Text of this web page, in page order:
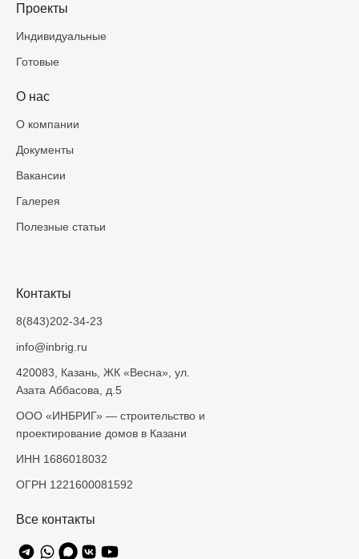
Проекты
Индивидуальные
Готовые
О нас
О компании
Документы
Вакансии
Галерея
Полезные статьи
Контакты
8(843)202-34-23
info@inbrig.ru
420083, Казань, ЖК «Весна», ул.
Азата Аббасова, д.5
ООО «ИНБРИГ» — строительство и
проектирование домов в Казани
ИНН 1686018032
ОГРН 1221600081592
Все контакты